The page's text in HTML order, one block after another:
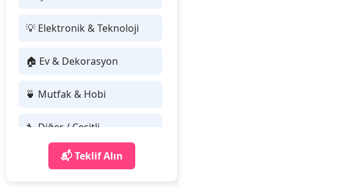
💡 Elektronik & Teknoloji
🏠 Ev & Dekorasyon
🍵 Mutfak & Hobi
🔧 Diğer / Çeşitli
📬 Teklif Alın